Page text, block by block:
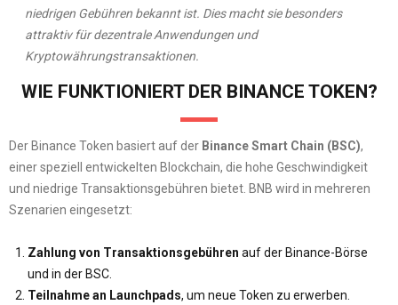
niedrigen Gebühren bekannt ist. Dies macht sie besonders
attraktiv für dezentrale Anwendungen und
Kryptowährungstransaktionen.
WIE FUNKTIONIERT DER BINANCE TOKEN?
Der Binance Token basiert auf der Binance Smart Chain (BSC),
einer speziell entwickelten Blockchain, die hohe Geschwindigkeit
und niedrige Transaktionsgebühren bietet. BNB wird in mehreren
Szenarien eingesetzt:
Zahlung von Transaktionsgebühren auf der Binance-Börse
und in der BSC.
Teilnahme an Launchpads, um neue Token zu erwerben.